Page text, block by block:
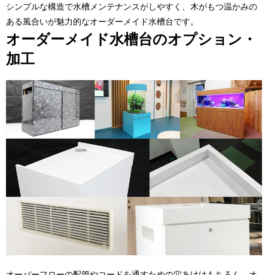
シンプルな構造で水槽メンテナンスがしやすく、木がもつ温かみの
ある風合いが魅力的なオーダーメイド水槽台です。
オーダーメイド水槽台のオプション・
加工